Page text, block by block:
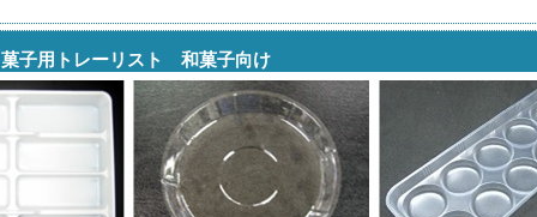
菓子用トレーリスト 和菓子向け